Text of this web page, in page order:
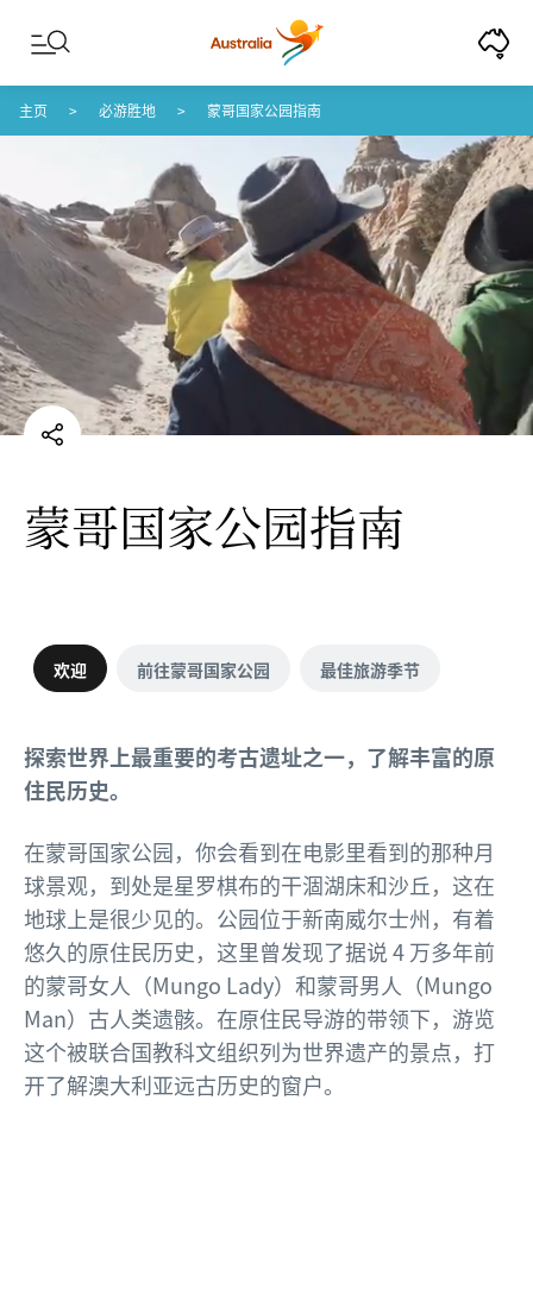
Skip to content
Skip to footer navigation
主页 必游胜地 蒙哥国家公园指南
蒙哥国家公园指南
欢迎 前往蒙哥国家公园 最佳旅游季节
探索世界上最重要的考古遗址之一，了解丰富的原
住民历史。
在蒙哥国家公园，你会看到在电影里看到的那种月
球景观，到处是星罗棋布的干涸湖床和沙丘，这在
地球上是很少见的。公园位于新南威尔士州，有着
悠久的原住民历史，这里曾发现了据说 4 万多年前
的蒙哥女人（Mungo Lady）和蒙哥男人（Mungo
Man）古人类遗骸。在原住民导游的带领下，游览
这个被联合国教科文组织列为世界遗产的景点，打
开了解澳大利亚远古历史的窗户。